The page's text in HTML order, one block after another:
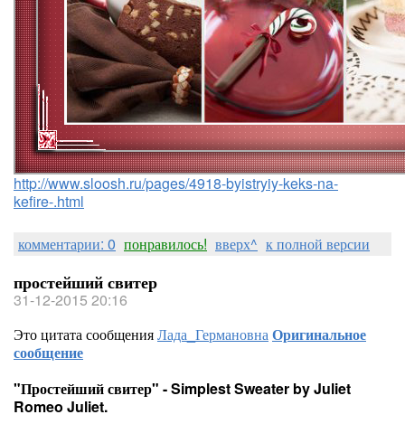
http://www.sloosh.ru/pages/4918-byistryiy-keks-na-
kefire-.html
комментарии: 0 понравилось! вверх^ к полной версии
простейший свитер
31-12-2015 20:16
Это цитата сообщенияЛада_ГермановнаОригинальное
сообщение
"Простейший свитер" - Simplest Sweater by Juliet
Romeo Juliet.